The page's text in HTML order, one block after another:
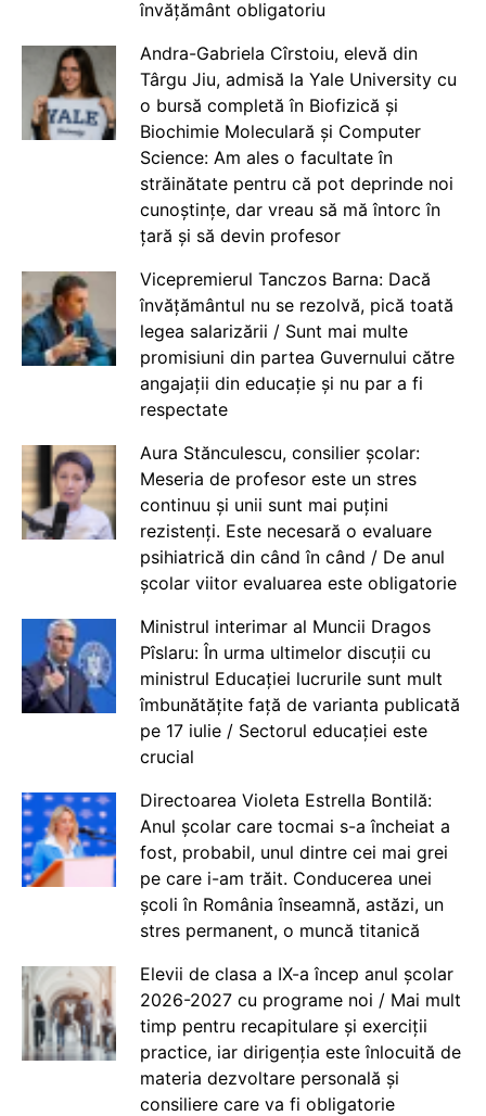
învățământ obligatoriu
Andra-Gabriela Cîrstoiu, elevă din
Târgu Jiu, admisă la Yale University cu
o bursă completă în Biofizică și
Biochimie Moleculară și Computer
Science: Am ales o facultate în
străinătate pentru că pot deprinde noi
cunoștințe, dar vreau să mă întorc în
țară și să devin profesor
Vicepremierul Tanczos Barna: Dacă
învățământul nu se rezolvă, pică toată
legea salarizării / Sunt mai multe
promisiuni din partea Guvernului către
angajații din educație și nu par a fi
respectate
Aura Stănculescu, consilier școlar:
Meseria de profesor este un stres
continuu și unii sunt mai puțini
rezistenți. Este necesară o evaluare
psihiatrică din când în când / De anul
școlar viitor evaluarea este obligatorie
Ministrul interimar al Muncii Dragos
Pîslaru: În urma ultimelor discuții cu
ministrul Educației lucrurile sunt mult
îmbunătățite față de varianta publicată
pe 17 iulie / Sectorul educației este
crucial
Directoarea Violeta Estrella Bontilă:
Anul școlar care tocmai s-a încheiat a
fost, probabil, unul dintre cei mai grei
pe care i-am trăit. Conducerea unei
școli în România înseamnă, astăzi, un
stres permanent, o muncă titanică
Elevii de clasa a IX-a încep anul școlar
2026-2027 cu programe noi / Mai mult
timp pentru recapitulare și exerciții
practice, iar dirigenția este înlocuită de
materia dezvoltare personală și
consiliere care va fi obligatorie